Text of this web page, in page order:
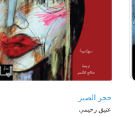
حجر الصبر
عتيق رحيمي